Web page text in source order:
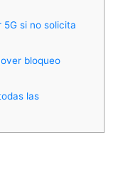
5G si no solicita
bloqueo
las